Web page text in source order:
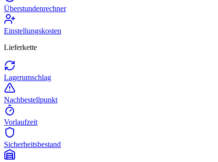
Überstundenrechner
Einstellungskosten
Lieferkette
Lagerumschlag
Nachbestellpunkt
Vorlaufzeit
Sicherheitsbestand